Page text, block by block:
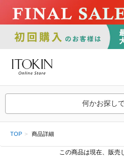
何かお探し
TOP 商品詳細
この商品は現在、販売